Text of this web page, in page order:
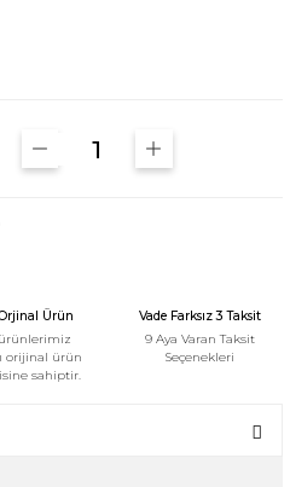
Ürün
orijinal ürün
sahiptir.
Vade Farksız 3 Taksit
9 Aya Varan Taksit
Seçenekleri